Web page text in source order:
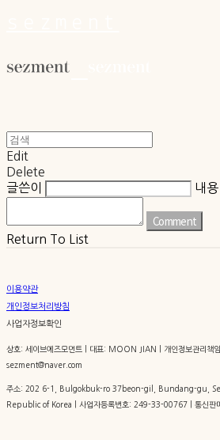
Edit
Delete
글쓴이
내용
Comment
Return To List
이용약관
개인정보처리방침
사업자정보확인
상호: 세이브에즈모먼트 | 대표: MOON JIAN | 개인정보관리
sezment@naver.com
주소: 202 6-1, Bulgokbuk-ro 37beon-gil, Bundang-gu,
Republic of Korea | 사업자등록번호: 249-33-00767 | 통신판